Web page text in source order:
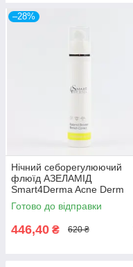
–28%
Нічний себорегулюючий
флюїд АЗЕЛАМІД
Smart4Derma Acne Derm
Active AZELAMID BOOSTER
BLEMISH CORRECT
Готово до відправки
446,40 ₴ 620 ₴